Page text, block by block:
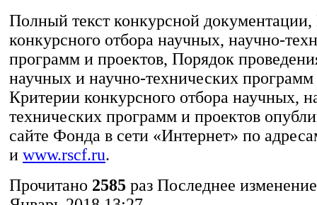
Полный текст конкурсной
конкурсного отбора научных, научно-
программ и проектов, Порядок
научных и научно-технических программ
Критерии конкурсного отбора научных,
технических программ и проектов
сайте Фонда в сети «Интернет» по
и www.rscf.ru.
Прочитано 2585 раз Последнее